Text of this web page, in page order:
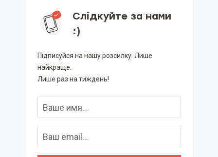
Слідкуйте за нами
:)
Підписуйся на нашу розсилку. Лише
найкраще.
Лише раз на тиждень!